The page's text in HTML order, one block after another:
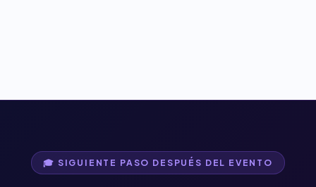
🎓 SIGUIENTE PASO DESPUÉS DEL EVENTO